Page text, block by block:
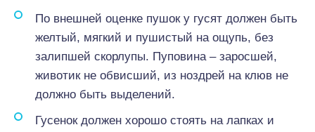
По внешней оценке пушок у гусят должен быть
желтый, мягкий и пушистый на ощупь, без
залипшей скорлупы. Пуповина – заросшей,
животик не обвисший, из ноздрей на клюв не
должно быть выделений.
Гусенок должен хорошо стоять на лапках и